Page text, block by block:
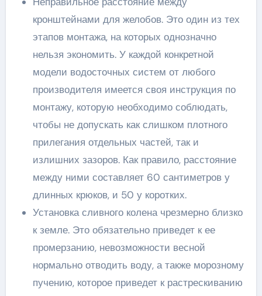
кронштейнами для желобов. Это один из тех
этапов монтажа, на которых однозначно
нельзя экономить. У каждой конкретной
модели водосточных систем от любого
производителя имеется своя инструкция по
монтажу, которую необходимо соблюдать,
чтобы не допускать как слишком плотного
прилегания отдельных частей, так и
излишних зазоров. Как правило, расстояние
между ними составляет 60 сантиметров у
длинных крюков, и 50 у коротких.
Установка сливного колена чрезмерно близко
к земле. Это обязательно приведет к ее
промерзанию, невозможности весной
нормально отводить воду, а также морозному
пучению, которое приведет к растрескиванию